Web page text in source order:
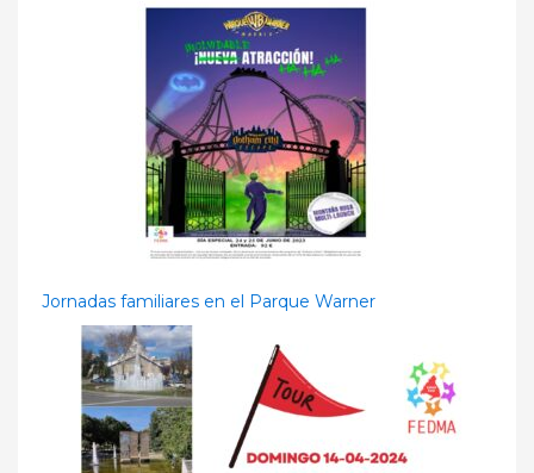
Jornadas familiares en el Parque Warner